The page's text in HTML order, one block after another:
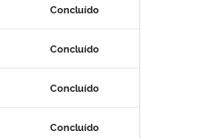
Concluído
Concluído
Concluído
Concluído